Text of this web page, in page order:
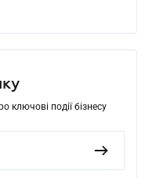
ключові події бізнесу